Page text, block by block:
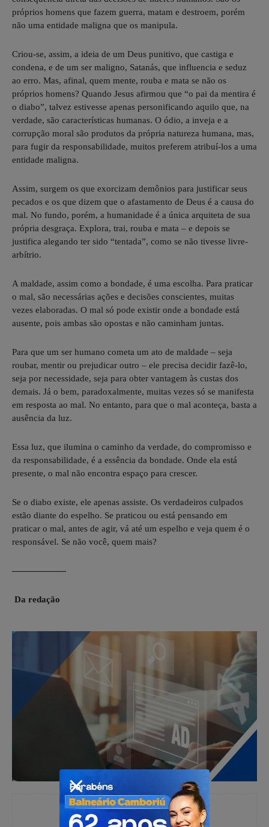
próprios homens que fazem guerra, matam e destroem, porém
não uma entidade maligna que os manipula.
Criou-se, assim, a ideia de um Deus punitivo, que castiga e
condena, e de um ser maligno, Satanás, que influencia e seduz
ao erro. Mas, afinal, quem mente, rouba e mata se não os
próprios homens? Quando Jesus afirmou que “o pai da mentira é
o diabo”, talvez estivesse apenas personificando aquilo que, na
verdade, são características humanas. O ódio, a inveja e a
corrupção moral são produtos da própria natureza humana, mas,
para fugir da responsabilidade, muitos preferem atribuí-los a uma
entidade maligna.
Assim, surgem os que exorcizam demônios para justificar seus
pecados e os que dizem que o afastamento de Deus é a causa do
mal. No fundo, porém, a humanidade é a única arquiteta de sua
própria desgraça. Explora, trai, rouba e mata – e depois se
justifica alegando ter sido “tentada”, como se não tivesse livre-
arbítrio.
A maldade, assim como a bondade, é uma escolha. Para praticar
o mal, são necessárias ações e decisões conscientes, muitas
vezes elaboradas. O mal só pode existir onde a bondade está
ausente, pois ambas são opostas e não caminham juntas.
Para que um ser humano cometa um ato de maldade – seja
roubar, mentir ou prejudicar outro – ele precisa decidir fazê-lo,
seja por necessidade, seja para obter vantagem às custas dos
demais. Já o bem, paradoxalmente, muitas vezes só se manifesta
em resposta ao mal. No entanto, para que o mal aconteça, basta a
ausência da luz.
Essa luz, que ilumina o caminho da verdade, do compromisso e
da responsabilidade, é a essência da bondade. Onde ela está
presente, o mal não encontra espaço para crescer.
Se o diabo existe, ele apenas assiste. Os verdadeiros culpados
estão diante do espelho. Se praticou ou está pensando em
praticar o mal, antes de agir, vá até um espelho e veja quem é o
responsável. Se não você, quem mais?
——————
Da redação